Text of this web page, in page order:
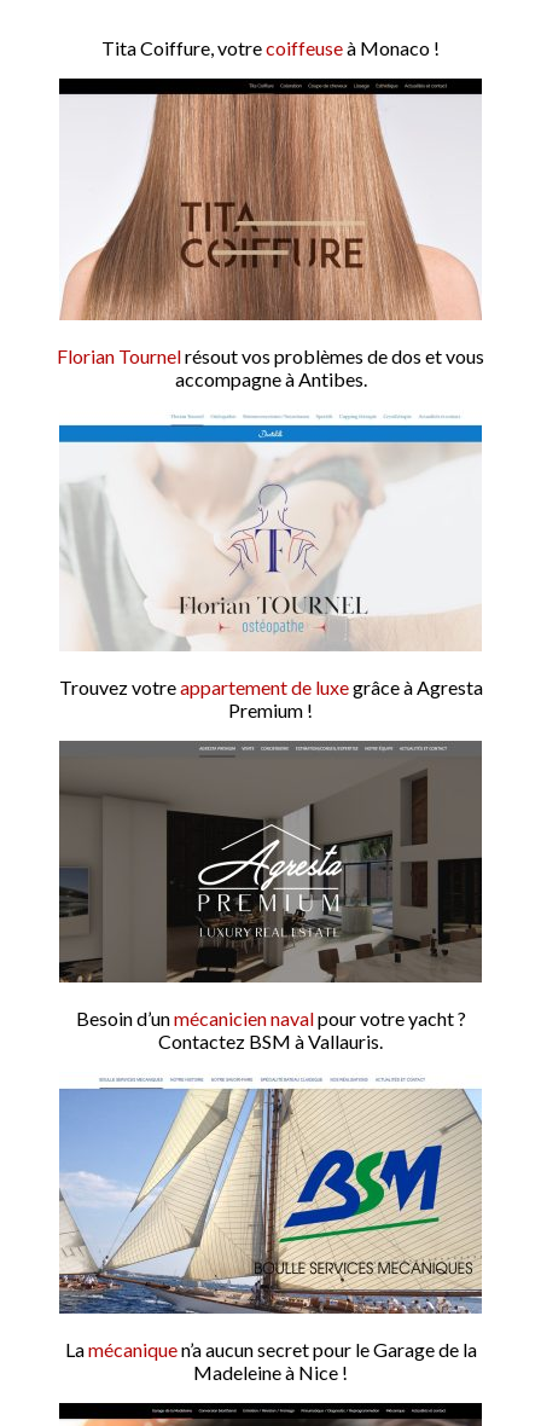
Tita Coiffure, votrecoiffeuseà Monaco !
Florian Tournelrésout vos problèmes de dos et vous
accompagne à Antibes.
Trouvez votreappartement de luxegrâce à Agresta
Premium !
Besoin d’unmécanicien navalpour votre yacht ?
Contactez BSM à Vallauris.
Lamécaniquen’a aucun secret pour le Garage de la
Madeleine à Nice !